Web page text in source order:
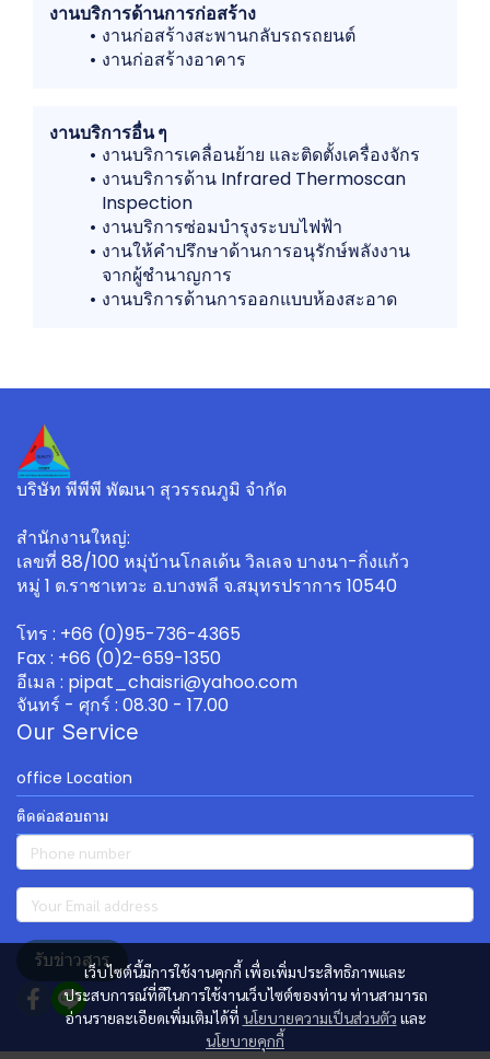
งานบริการด้านการก่อสร้าง
งานก่อสร้างสะพานกลับรถรถยนต์
งานก่อสร้างอาคาร
งานบริการอื่น ๆ
งานบริการเคลื่อนย้าย และติดตั้งเครื่องจักร
งานบริการด้าน Infrared Thermoscan
Inspection
งานบริการซ่อมบำรุงระบบไฟฟ้า
งานให้คำปรึกษาด้านการอนุรักษ์พลังงาน
จากผู้ชำนาญการ
งานบริการด้านการออกแบบห้องสะอาด
เว็บไซต์นี้มีการใช้งานคุกกี้ เพื่อเพิ่มประสิทธิภาพและ
ประสบการณ์ที่ดีในการใช้งานเว็บไซต์ของท่าน ท่านสามารถ
อ่านรายละเอียดเพิ่มเติมได้ที่ นโยบายความเป็นส่วนตัว และ
นโยบายคุกกี้
บริษัท พีพีพี พัฒนา สุวรรณภูมิ จำกัด
สำนักงานใหญ่:
เลขที่ 88/100 หมุ่บ้านโกลเด้น วิลเลจ บางนา-กิ่งแก้ว
หมู่ 1 ต.ราชาเทวะ อ.บางพลี จ.สมุทรปราการ 10540
โทร : +66 (0)95-736-4365
Fax : +66 (0)2-659-1350
อีเมล : pipat_chaisri@yahoo.com
จันทร์ - ศุกร์ : 08.30 - 17.00
Our Service
office Location
ติดต่อสอบถาม
รับข่าวสาร